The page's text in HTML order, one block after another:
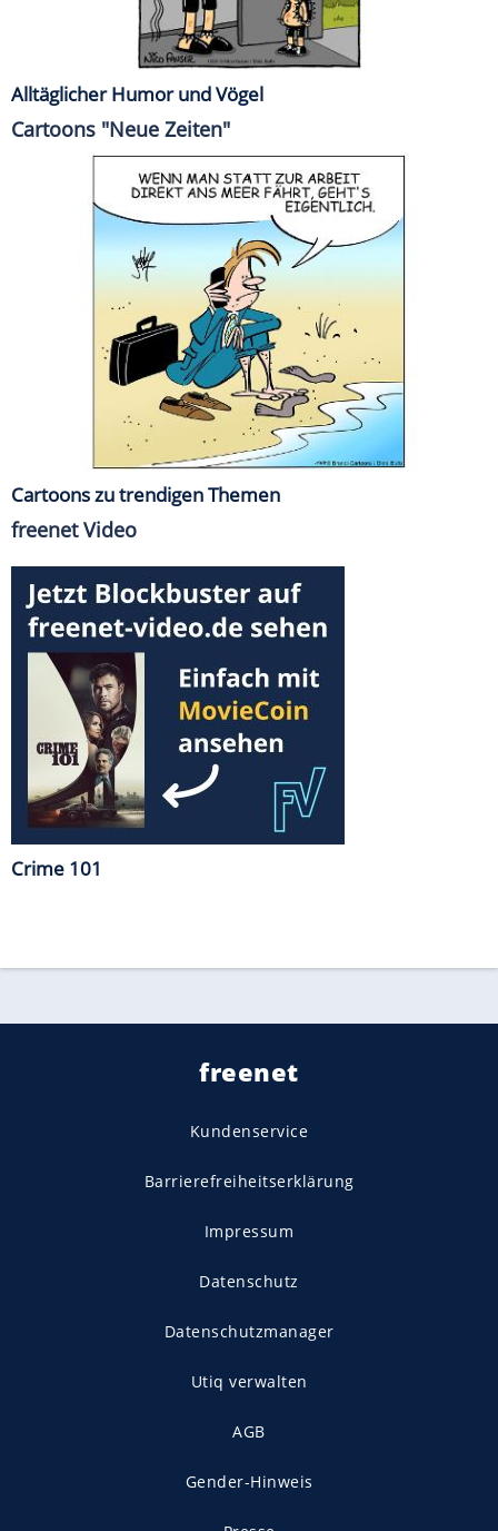
Alltäglicher Humor und Vögel
Cartoons "Neue Zeiten"
Cartoons zu trendigen Themen
freenet Video
Crime 101
freenet
Kundenservice
Barrierefreiheitserklärung
Impressum
Datenschutz
Datenschutzmanager
Utiq verwalten
AGB
Gender-Hinweis